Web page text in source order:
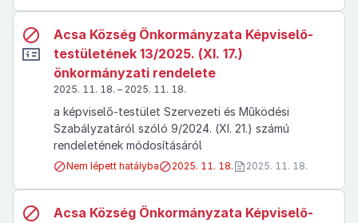
Acsa Község Önkormányzata Képviselő-
testületének 13/2025. (XI. 17.)
önkormányzati rendelete
2025. 11. 18. – 2025. 11. 18.
a képviselő-testület Szervezeti és Működési
Szabályzatáról szóló 9/2024. (XI. 21.) számú
rendeletének módosításáról
Nem lépett hatályba 2025. 11. 18. 2025. 11. 18.
Acsa Község Önkormányzata Képviselő-